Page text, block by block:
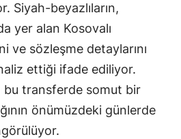
Siyah-beyazlıların,
yer alan Kosovalı
ve sözleşme detaylarını
ettiği ifade ediliyor.
bu transferde somut bir
önümüzdeki günlerde